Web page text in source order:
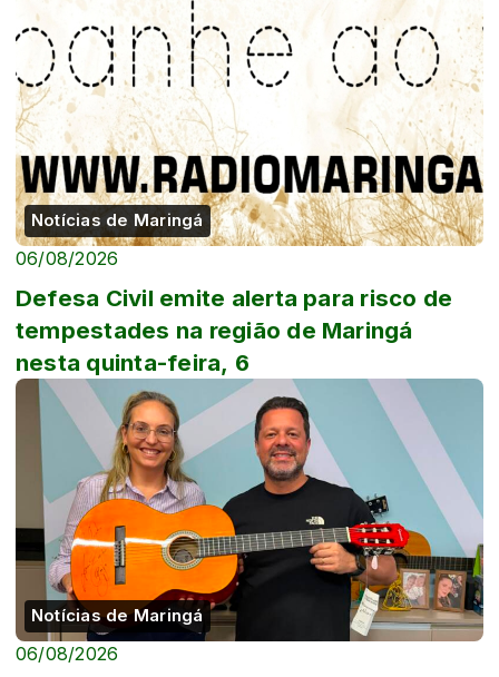
Notícias de Maringá
06/08/2026
Defesa Civil emite alerta para risco de
tempestades na região de Maringá
nesta quinta-feira, 6
Notícias de Maringá
06/08/2026